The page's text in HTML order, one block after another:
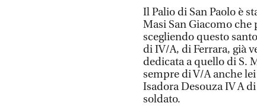
Il Palio di San Paolo è
Masi San Giacomo
scegliendo questo
di IV/A, di Ferrara, già
dedicata a quello di S.
sempre di V/A anche
Isadora Desouza IV A
soldato.